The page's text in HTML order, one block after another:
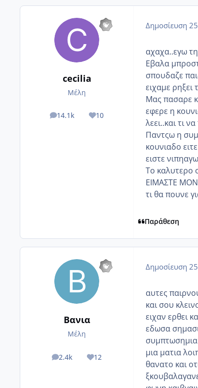
cecilia
Μέλη
14.1k
posts 10
Reputation
Δημοσίευση
αχαχα..εγω
Εβαλα
σπουδαζε
ειχαμε ρηξει
Μας πασαρε
εφερε η
λεει..και τι
Παντςω η
κουνιαδο
ειστε
Το καλυτερο
ΕΙΜΑΣΤΕ
τι θα πουνε
Παράθεση
Βανια
Μέλη
2.4k
posts 12
Reputation
Δημοσίευση
αυτες
και σου
ειχαν ερθει
εδωσα
μια ματια
θανατο και